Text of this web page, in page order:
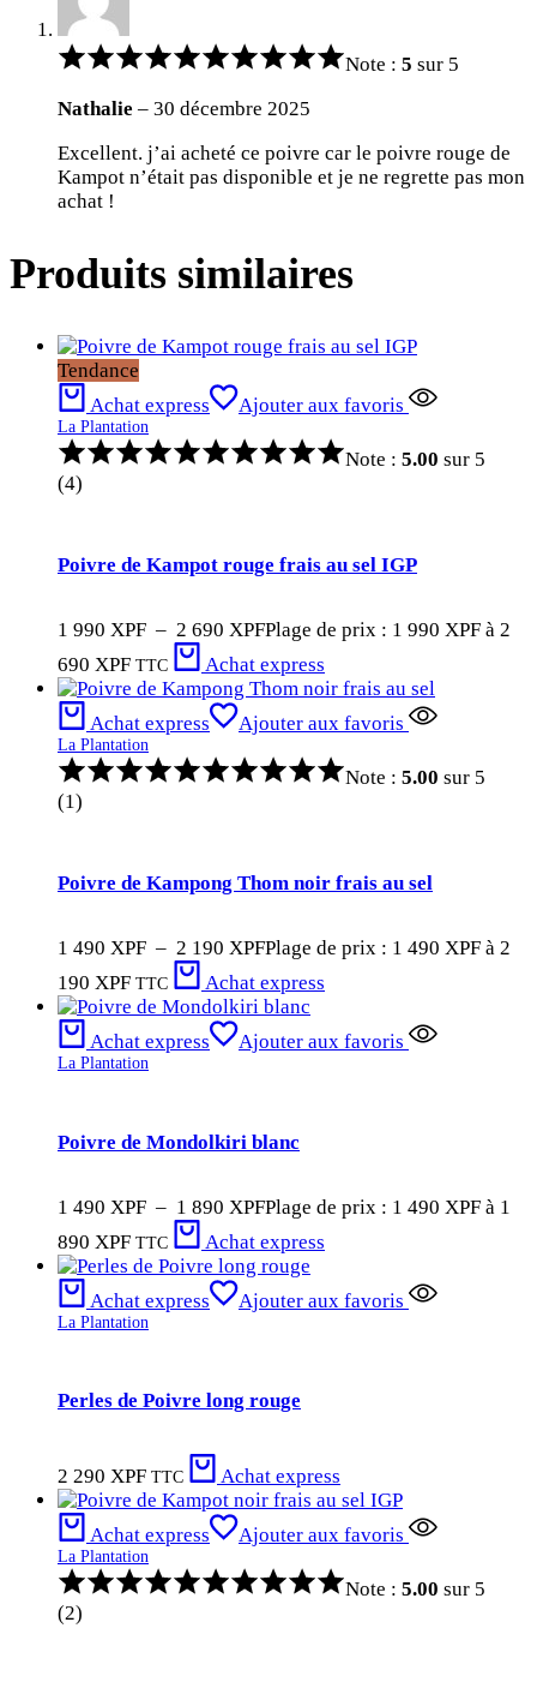
Note : 5 sur 5
Nathalie – 30 décembre 2025
Excellent. j’ai acheté ce poivre car le poivre rouge de
Kampot n’était pas disponible et je ne regrette pas mon
achat !
Produits similaires
Tendance
Achat express
Ajouter aux favoris
La Plantation
Note : 5.00 sur 5
(4)
Poivre de Kampot rouge frais au sel IGP
1 990 XPF – 2 690 XPFPlage de prix : 1 990 XPF à 2
690 XPF TTC Achat express
Achat express Ajouter aux favoris
La Plantation
Note : 5.00 sur 5
(1)
Poivre de Kampong Thom noir frais au sel
1 490 XPF – 2 190 XPFPlage de prix : 1 490 XPF à 2
190 XPF TTC Achat express
Achat express Ajouter aux favoris
La Plantation
Poivre de Mondolkiri blanc
1 490 XPF – 1 890 XPFPlage de prix : 1 490 XPF à 1
890 XPF TTC Achat express
Achat express Ajouter aux favoris
La Plantation
Perles de Poivre long rouge
2 290 XPF TTC Achat express
Achat express Ajouter aux favoris
La Plantation
Note : 5.00 sur 5
(2)